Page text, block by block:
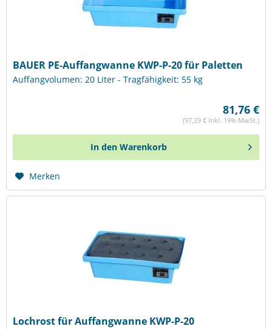
BAUER PE-Auffangwanne KWP-P-20 für Paletten
Auffangvolumen: 20 Liter - Tragfähigkeit: 55 kg
81,76 €
(97,29 € inkl. 19% MwSt.)
In den Warenkorb
Merken
Lochrost für Auffangwanne KWP-P-20